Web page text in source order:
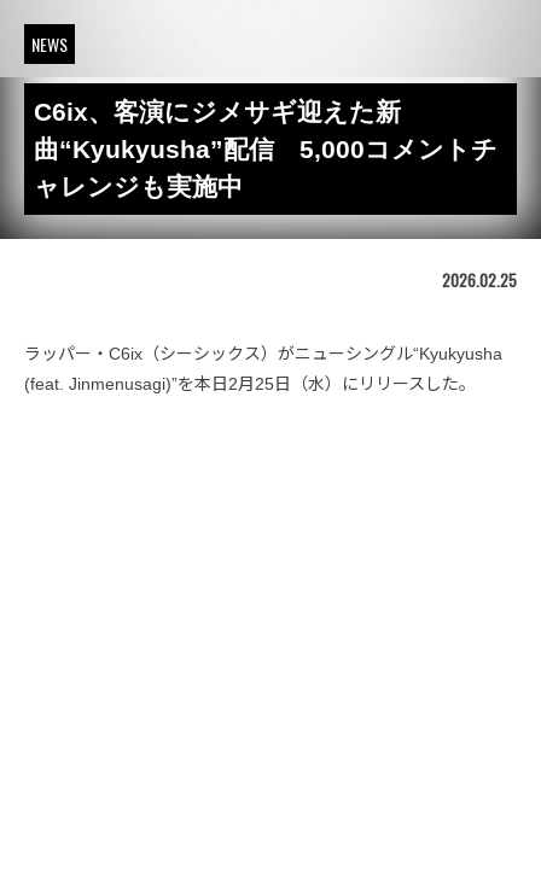
NEWS
C6ix、客演にジメサギ迎えた新
曲“Kyukyusha”配信 5,000コメントチ
ャレンジも実施中
2026.02.25
ラッパー・C6ix（シーシックス）がニューシングル“Kyukyusha
(feat. Jinmenusagi)”を本日2月25日（水）にリリースした。